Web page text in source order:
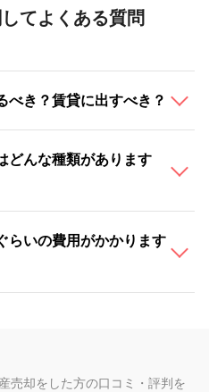
てよくある質問
べき？賃貸に出すべき？
どんな種類があります
らいの費用がかかります
売却をした方の口コミ・評判を